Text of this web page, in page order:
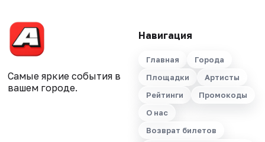
Самые яркие события в
вашем городе.
Навигация
Главная
Города
Площадки
Артисты
Рейтинги
Промокоды
О нас
Возврат билетов